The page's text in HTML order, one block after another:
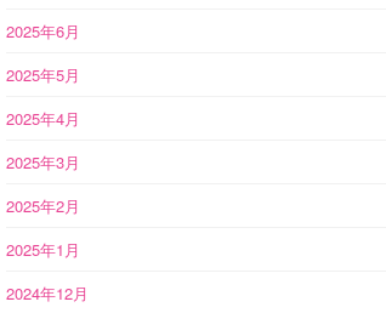
2025年6月
2025年5月
2025年4月
2025年3月
2025年2月
2025年1月
2024年12月